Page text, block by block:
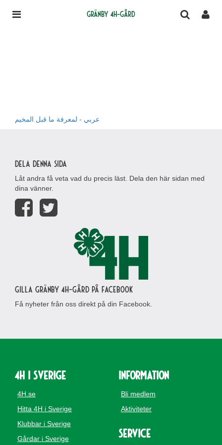
Gränby 4H-gård
عربي - لمعرفة ما قبل المخيم
Dela denna sida
Låt andra få veta vad du precis läst. Dela den här sidan med
dina vänner.
Gilla Gränby 4H-gård på Facebook
Få nyheter från oss direkt på din Facebook.
4H i Sverige
4H.se
Hitta 4H i Sverige
Klubbar i Sverige
Gårdar i Sverige
Information
Bli medlem
Aktiviteter
Service